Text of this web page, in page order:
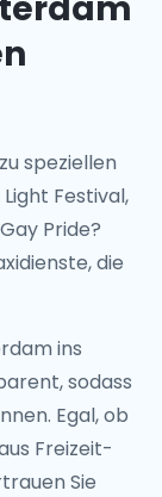
speziellen
Festival,
Pride?
die
ins
sodass
Egal, ob
Freizeit-
Sie